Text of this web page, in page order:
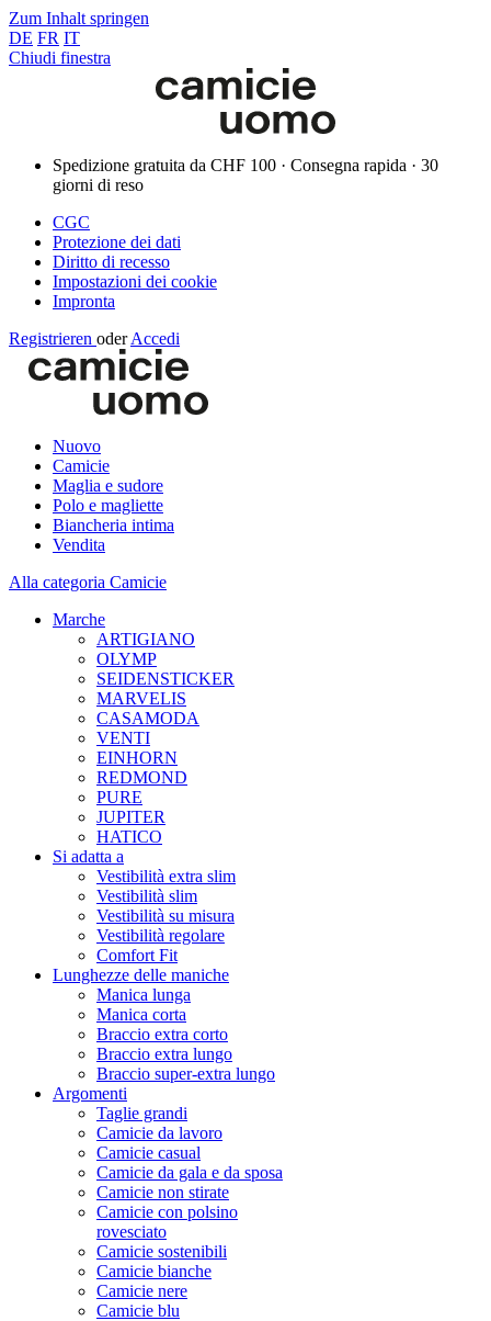
Zum Inhalt springen
DE FR IT
Chiudi finestra
Spedizione gratuita da CHF 100 · Consegna rapida · 30
giorni di reso
CGC
Protezione dei dati
Diritto di recesso
Impostazioni dei cookie
Impronta
Registrieren oder Accedi
Nuovo
Camicie
Maglia e sudore
Polo e magliette
Biancheria intima
Vendita
Alla categoria Camicie
Marche
ARTIGIANO
OLYMP
SEIDENSTICKER
MARVELIS
CASAMODA
VENTI
EINHORN
REDMOND
PURE
JUPITER
HATICO
Si adatta a
Vestibilità extra slim
Vestibilità slim
Vestibilità su misura
Vestibilità regolare
Comfort Fit
Lunghezze delle maniche
Manica lunga
Manica corta
Braccio extra corto
Braccio extra lungo
Braccio super-extra lungo
Argomenti
Taglie grandi
Camicie da lavoro
Camicie casual
Camicie da gala e da sposa
Camicie non stirate
Camicie con polsino
rovesciato
Camicie sostenibili
Camicie bianche
Camicie nere
Camicie blu